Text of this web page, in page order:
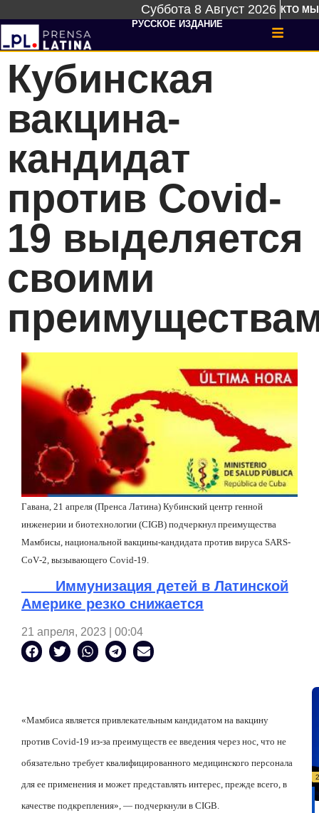
Суббота 8 Август 2026 КТО МЫ
РУССКОЕ ИЗДАНИЕ
Кубинская
вакцина-
кандидат
против Covid-
19 выделяется
своими
Гавана, 21 апреля (Пренса Латина) Кубинский центр генной
инженерии и биотехнологии (CIGB) подчеркнул преимущества
Мамбисы, национальной вакцины-кандидата против вируса SARS-
CoV-2, вызывающего Covid-19.
Иммунизация детей в Латинской
Америке резко снижается
21 апреля, 2023 | 00:04
«Мамбиса является привлекательным кандидатом на вакцину
против Covid-19 из-за преимуществ ее введения через нос, что не
обязательно требует квалифицированного медицинского персонала
для ее применения и может представлять интерес, прежде всего, в
качестве подкрепления», — подчеркнули в CIGB.